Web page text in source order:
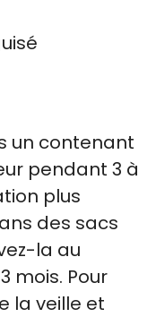
un contenant
pendant 3 à
plus
des sacs
la au
mois. Pour
la veille et